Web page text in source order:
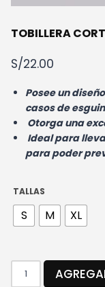
TOBILLERA
S/22.00
Posee un
casos de
Otorga una
Ideal para
para poder
TALLAS
S M XL
TOBILLERA
CORTA